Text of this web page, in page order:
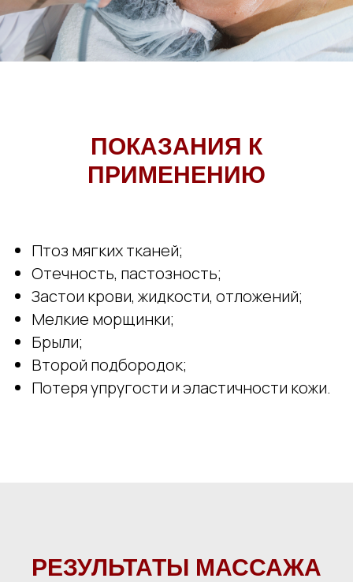
ПОКАЗАНИЯ К
ПРИМЕНЕНИЮ
Птоз мягких тканей;
Отечность, пастозность;
Застои крови, жидкости, отложений;
Мелкие морщинки;
Брыли;
Второй подбородок;
Потеря упругости и эластичности кожи.
РЕЗУЛЬТАТЫ МАССАЖА